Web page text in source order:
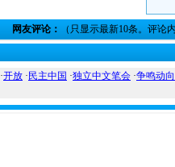
网友评论： （只显示最新10条。评论
·开放 · 民主中国 ·独立中文笔会 ·争鸣动向